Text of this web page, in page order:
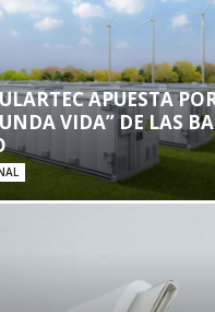
APUESTA
VIDA” DE LAS